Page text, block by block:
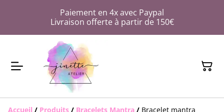
Paiement en 4x avec Paypal
Livraison offerte à partir de 150€
Accueil / Produits / Bracelets Mantra / Bracelet mantra